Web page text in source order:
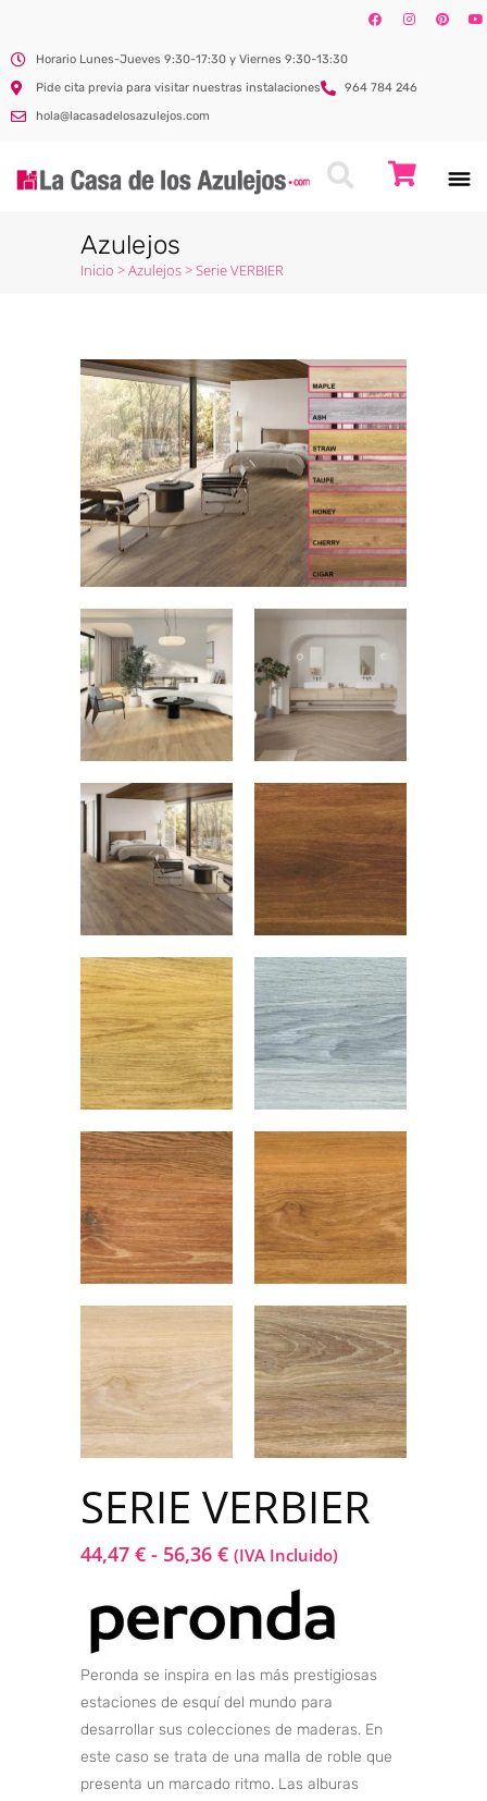
Horario Lunes-Jueves 9:30-17:30 y Viernes 9:30-13:30
Pide cita previa para visitar nuestras instalaciones
964 784 246
hola@lacasadelosazulejos.com
Azulejos
Inicio >Azulejos>Serie VERBIER
SERIE VERBIER
44,47 € - 56,36 € (IVA Incluido)
Peronda se inspira en las más prestigiosas
estaciones de esquí del mundo para
desarrollar sus colecciones de maderas. En
este caso se trata de una malla de roble que
presenta un marcado ritmo. Las alburas